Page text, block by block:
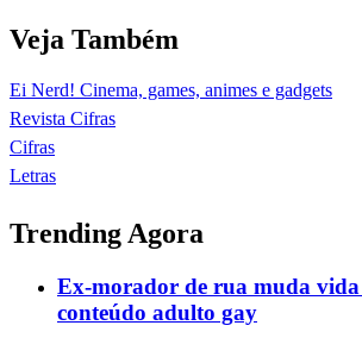
Veja Também
Ei Nerd! Cinema, games, animes e gadgets
Revista Cifras
Cifras
Letras
Trending Agora
Ex-morador de rua muda
conteúdo adulto gay